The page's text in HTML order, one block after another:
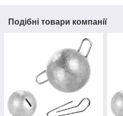
Подібні товари компанії